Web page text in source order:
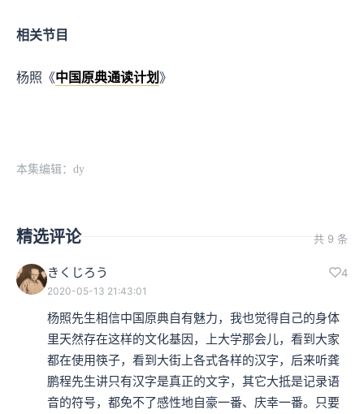
相关节目
杨照《中国原典通读计划 》
本集编辑：dy
精选评论 共 9 条
きくじろう 4
2020-05-13 21:43:01
杨照先生相信中国原典自有魅力，我也觉得自己的身体
里天然存在这样的文化基因，上大学那会儿，看到大家
都在使用筷子，看到大街上各式各样的汉字，后来听龚
鹏程先生讲只有汉字是真正的文字，其它大抵是记录语
音的符号，都免不了感性地自豪一番、庆幸一番。只要